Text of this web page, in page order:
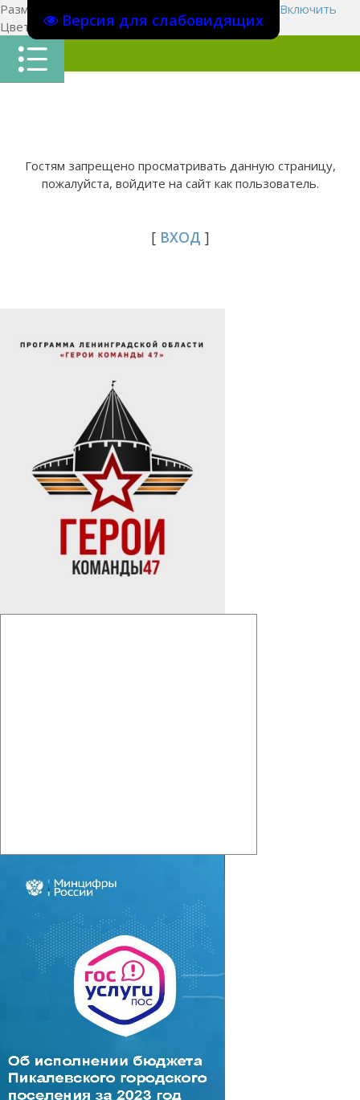
Версия для слабовидящих
Размер шрифта:
Включить
Цвет сайтаЦ Ц Ц Х
Гостям запрещено просматривать данную страницу,
пожалуйста, войдите на сайт как пользователь.
[ ВХОД ]